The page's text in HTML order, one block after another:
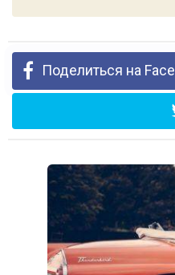
Поделиться на